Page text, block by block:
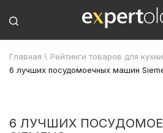
Главная \ Рейтинги товаров для кухни
6 лучших посудомоечных машин
6 ЛУЧШИХ